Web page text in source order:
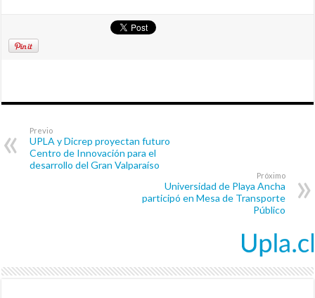
Previo
UPLA y Dicrep proyectan futuro
Centro de Innovación para el
desarrollo del Gran Valparaíso
Próximo
Universidad de Playa Ancha
participó en Mesa de Transporte
Público